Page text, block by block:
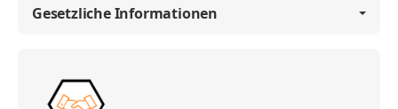
Gesetzliche Informationen